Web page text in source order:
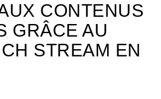
CONTENUS
GRÂCE AU
STREAM EN